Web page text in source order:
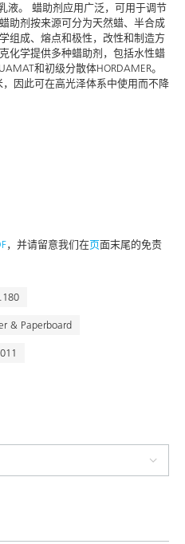
液。 蜡助剂应用广泛，可用于调节
助剂按来源可分为天然蜡、半合成
组成、熔点和极性，改性和制造方
化学提供多种蜡助剂，包括水性蜡
和初级分散体HORDAMER。
因此可在高光泽体系中使用而不降
，并请留意我们在页面末尾的免责
& Paperboard